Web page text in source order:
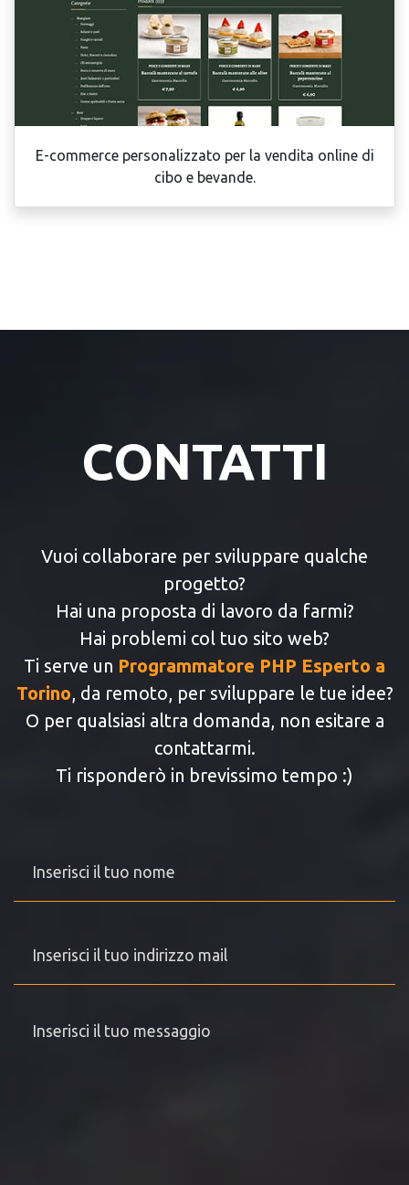
E-commerce personalizzato per la vendita online di
cibo e bevande.
CONTATTI
Vuoi collaborare per sviluppare qualche
progetto?
Hai una proposta di lavoro da farmi?
Hai problemi col tuo sito web?
Ti serve un Programmatore PHP Esperto a
Torino , da remoto, per sviluppare le tue idee?
O per qualsiasi altra domanda, non esitare a
contattarmi.
Ti risponderò in brevissimo tempo :)